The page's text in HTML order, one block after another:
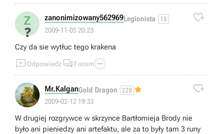
Z
❓
zanonimizowany562969Legionista 18
2009-11-05 20:23

Czy da sie wytłuc tego krakena
Odpowiedz  Forum 
Mr.KalganGold Dragon 228
2009-02-12 19:33

W drugiej rozgrywce w skrzynce Bartłomieja Brody nie
było ani pieniedzy ani artefaktu, ale za to były tam 3 runy